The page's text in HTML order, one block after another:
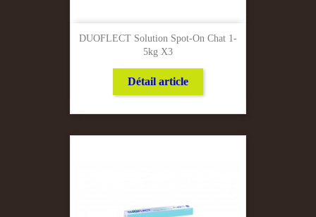
DUOFLECT Solution Spot-On Chat 1-
5kg X3
Détail article